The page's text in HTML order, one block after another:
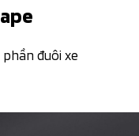
đuôi xe​